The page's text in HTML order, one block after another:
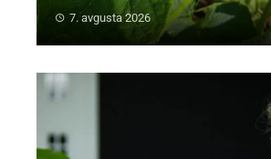
7. avgusta 2026